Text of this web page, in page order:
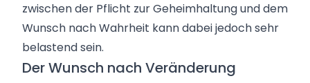
zwischen der Pflicht zur Geheimhaltung und dem
Wunsch nach Wahrheit kann dabei jedoch sehr
belastend sein.
Der Wunsch nach Veränderung